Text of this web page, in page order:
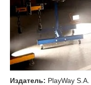
Издатель: PlayWay S.A.